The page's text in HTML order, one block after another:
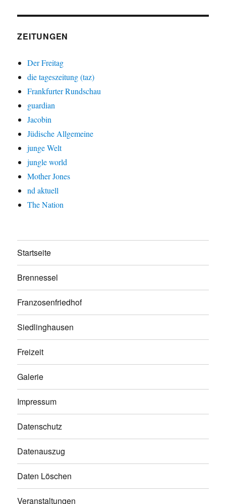
ZEITUNGEN
Der Freitag
die tageszeitung (taz)
Frankfurter Rundschau
guardian
Jacobin
Jüdische Allgemeine
junge Welt
jungle world
Mother Jones
nd aktuell
The Nation
Startseite
Brennessel
Franzosenfriedhof
Siedlinghausen
Freizeit
Galerie
Impressum
Datenschutz
Datenauszug
Daten Löschen
Veranstaltungen